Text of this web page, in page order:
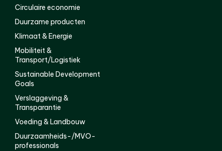
Circulaire economie
Duurzame producten
Klimaat & Energie
Mobiliteit &
Transport/Logistiek
Sustainable Development
Goals
Verslaggeving &
Transparantie
Voeding & Landbouw
Duurzaamheids-/MVO-
professionals